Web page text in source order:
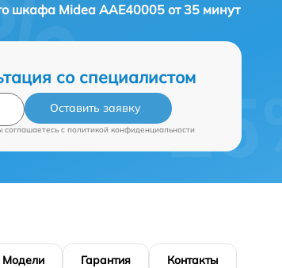
шкафа Midea AAE40005 от 35 минут
со специалистом
Оставить заявку
соглашаетесь c политикой конфиденциальности
Модели Гарантия Контакты